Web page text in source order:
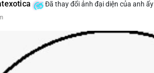
Đã thay đổi ảnh đại diện của anh ấy